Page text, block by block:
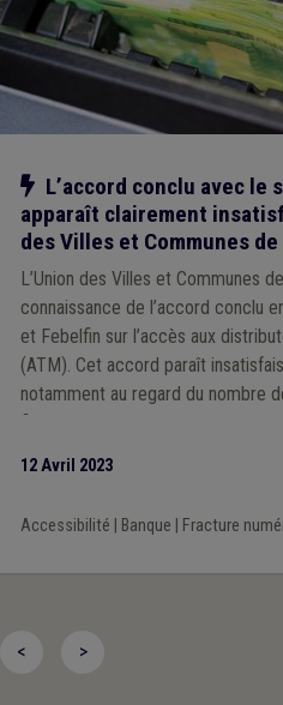
Notre action
L’accord conclu avec le
apparaît clairement
des Villes et Communes
L’Union des Villes et Communes
connaissance de l’accord conclu
et Febelfin sur l’accès aux
(ATM). Cet accord paraît
notamment au regard du nombre
fine, disponibles sur le territoire.
12 Avril 2023
Accessibilité Banque Fracture
< >